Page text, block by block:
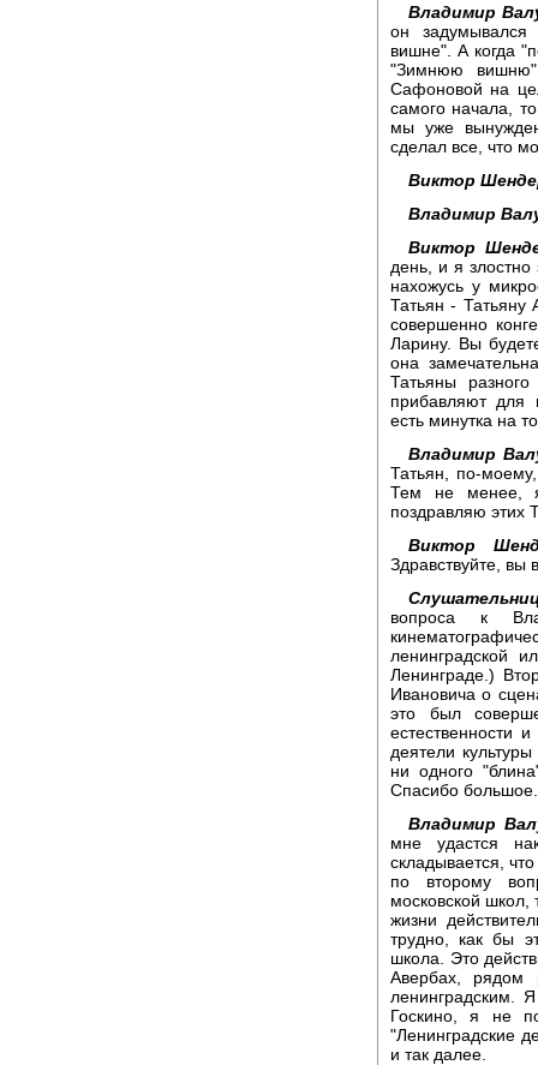
Владимир
он задумывался
вишне". А когда
"Зимнюю
Сафоновой на
самого начала,
мы уже
сделал все, что
Виктор
Владимир
Виктор
день, и я
нахожусь у
Татьян - Татьяну
совершенно
Ларину. Вы
она
Татьяны
прибавляют для
есть минутка на
Владимир
Татьян, по-
Тем не менее,
поздравляю этих
Виктор
Здравствуйте, вы
вопроса к
ленинградской
Ленинграде.)
Ивановича о
это был
естественности
деятели
ни одного
Спасибо большое.
Владимир
мне удастся
складывается,
по второму
московской школ,
жизни
трудно, как бы
школа. Это
Авербах, рядом
ленинградским.
Госкино, я не
"Ленинградские
и так далее.